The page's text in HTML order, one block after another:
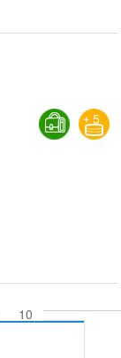
5
10